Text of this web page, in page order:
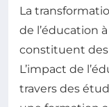
La
de l’éducation à
constituent des
L’impact de
travers des